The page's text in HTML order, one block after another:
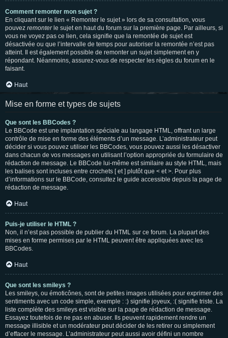
Comment remonter mon sujet ?
En cliquant sur le lien « Remonter le sujet » lors de sa consultation, vous
pouvez remonterle sujet en haut du forum sur la première page. Par ailleurs, si
vous ne voyez pas ce lien, cela signifie que la remontée de sujet est
désactivée ou que l’intervalle de temps pour autoriser la remontée n’est pas
atteint. Il est également possible de remonter un sujet simplement en y
répondant. Néanmoins, assurez-vous de respecter les règles du forum en le
faisant.
Haut
Mise en forme et types de sujets
Que sont les BBCodes ?
Le BBCode est une implantation spéciale au langage HTML, offrant un large
contrôle de mise en forme des éléments d’un message. L’administrateur peut
décider si vous pouvez utiliser les BBCodes, vous pouvez aussi les désactiver
dans chacun de vos messages en utilisant l’option appropriée du formulaire de
rédaction de message. Le BBCode lui-même est similaire au style HTML, mais
les balises sont incluses entre crochets [ et ] plutôt que < et >. Pour plus
d’informations sur le BBCode, consultez le guide accessible depuis la page de
rédaction de message.
Haut
Puis-je utiliser le HTML ?
Non, il n’est pas possible de publier du HTML sur ce forum. La plupart des
mises en forme permises par le HTML peuvent être appliquées avec les
BBCodes.
Haut
Que sont les smileys ?
Les smileys, ou émoticônes, sont de petites images utilisées pour exprimer des
sentiments avec un code simple, exemple : :) signifie joyeux, :( signifie triste. La
liste complète des smileys est visible sur la page de rédaction de message.
Essayez toutefois de ne pas en abuser. Ils peuvent rapidement rendre un
message illisible et un modérateur peut décider de les retirer ou simplement
d’effacer le message. L’administrateur peut aussi avoir défini un nombre